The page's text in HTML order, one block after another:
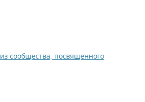
из сообщества, посвященного